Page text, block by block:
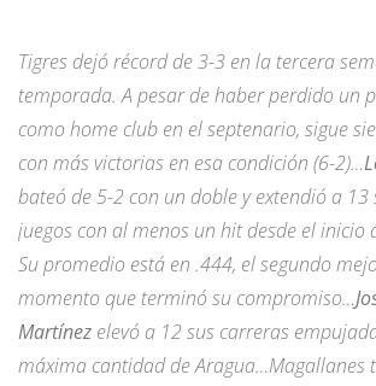
Tigres dejó récord de 3-3 en la tercera
temporada. A pesar de haber perdido un
como home club en el septenario, sigue
con más victorias en esa condición (6-2)…
bateó de 5-2 con un doble y extendió a 13
juegos con al menos un hit desde el inicio
Su promedio está en .444, el segundo
momento que terminó su compromiso…
Martínez elevó a 12 sus carreras
máxima cantidad de Aragua…Magallanes